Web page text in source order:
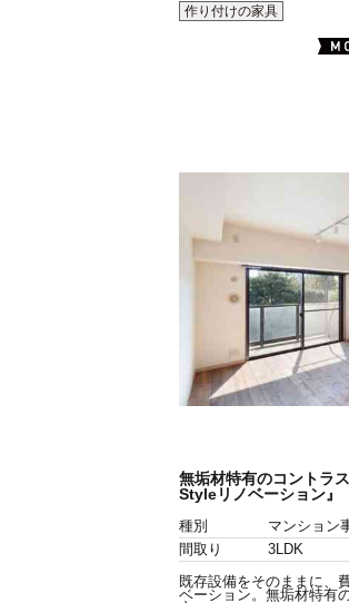
作り付けの家具
無垢材特有のコントラ
Styleリノベーション』
種別
マンション
間取り
3LDK
既存設備をそのままに、
ベーション。無垢材特有